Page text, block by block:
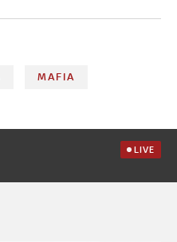
MAFIA
LIVE